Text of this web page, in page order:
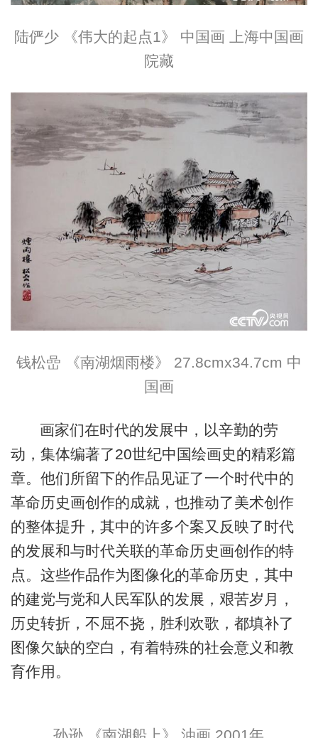
陆俨少 《伟大的起点1》 中国画 上海中国画
院藏
钱松嵒 《南湖烟雨楼》 27.8cmx34.7cm 中
国画
画家们在时代的发展中，以辛勤的劳
动，集体编著了20世纪中国绘画史的精彩篇
章。他们所留下的作品见证了一个时代中的
革命历史画创作的成就，也推动了美术创作
的整体提升，其中的许多个案又反映了时代
的发展和与时代关联的革命历史画创作的特
点。这些作品作为图像化的革命历史，其中
的建党与党和人民军队的发展，艰苦岁月，
历史转折，不屈不挠，胜利欢歌，都填补了
图像欠缺的空白，有着特殊的社会意义和教
育作用。
孙逊 《南湖船上》 油画 2001年